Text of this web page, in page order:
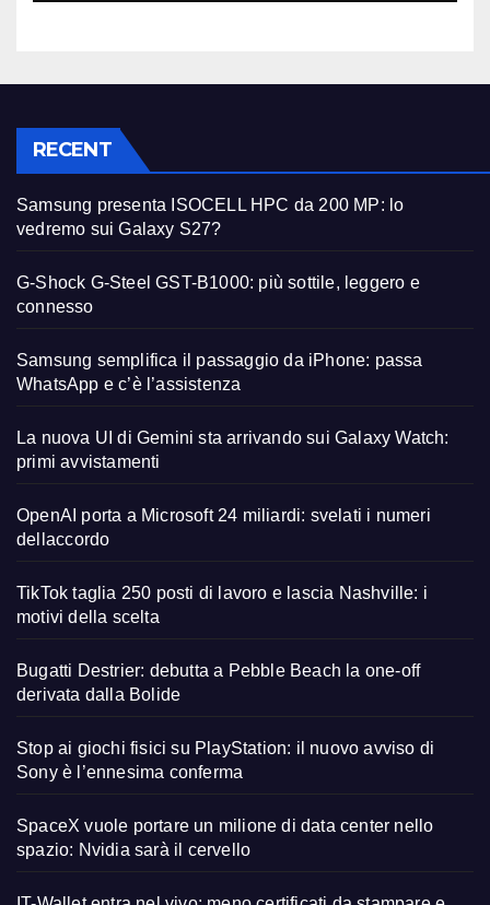
RECENT
Samsung presenta ISOCELL HPC da 200 MP: lo
vedremo sui Galaxy S27?
G-Shock G-Steel GST-B1000: più sottile, leggero e
connesso
Samsung semplifica il passaggio da iPhone: passa
WhatsApp e c’è l’assistenza
La nuova UI di Gemini sta arrivando sui Galaxy Watch:
primi avvistamenti
OpenAI porta a Microsoft 24 miliardi: svelati i numeri
dellaccordo
TikTok taglia 250 posti di lavoro e lascia Nashville: i
motivi della scelta
Bugatti Destrier: debutta a Pebble Beach la one-off
derivata dalla Bolide
Stop ai giochi fisici su PlayStation: il nuovo avviso di
Sony è l’ennesima conferma
SpaceX vuole portare un milione di data center nello
spazio: Nvidia sarà il cervello